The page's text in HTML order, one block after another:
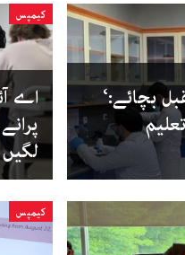
بچائے:‘
کیمپس
اے
لگیں
کیمپس